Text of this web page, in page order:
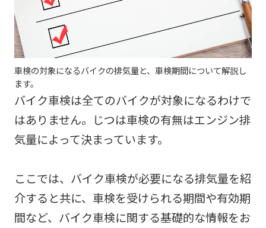
車検の対象になるバイクの排気量と、車検期間について解説し
ます。
バイク車検は全てのバイクが対象になるわけで
はありません。じつは車検の有無はエンジン排
気量によって決まっています。
ここでは、バイク車検が必要になる排気量を紹
介すると共に、車検を受けられる期間や有効期
間など、バイク車検に関する基礎的な情報をお